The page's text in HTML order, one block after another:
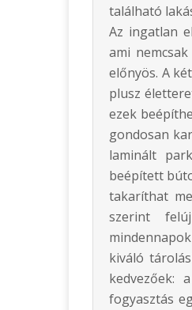
található
Az ingatlan
ami
előnyös. A
plusz
ezek
gondosan
laminált
beépített
takaríthat
szerint
kiváló
kedvezőek:
fogyasztás